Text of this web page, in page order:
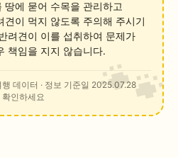
땅에 묻어 수목을 관리하고
견이 먹지 않도록 주의해 주시기
려견이 이를 섭취하여 문제가
책임을 지지 않습니다.
데이터 · 정보 기준일 2025.07.28
인하세요